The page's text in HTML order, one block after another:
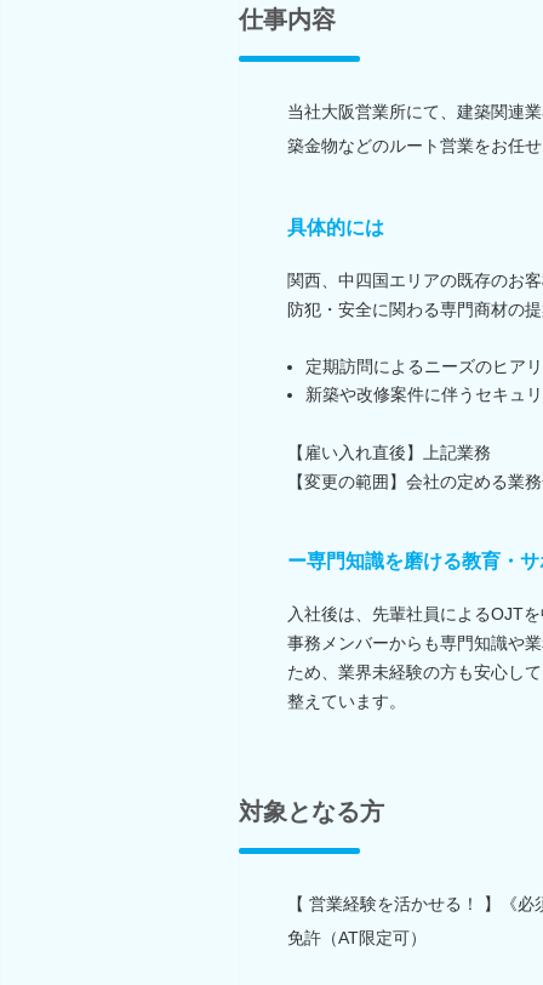
仕事内容
当社大阪営業所にて、建築関連
築金物などのルート営業をお任
具体的には
関西、中四国エリアの既存のお
防犯・安全に関わる専門商材の
定期訪問によるニーズのヒア
新築や改修案件に伴うセキュ
【雇い入れ直後】上記業務
【変更の範囲】会社の定める業
ー専門知識を磨ける教育・
入社後は、先輩社員によるOJT
事務メンバーからも専門知識や
ため、業界未経験の方も安心し
整えています。
対象となる方
【 営業経験を活かせる！ 】《
免許（AT限定可）